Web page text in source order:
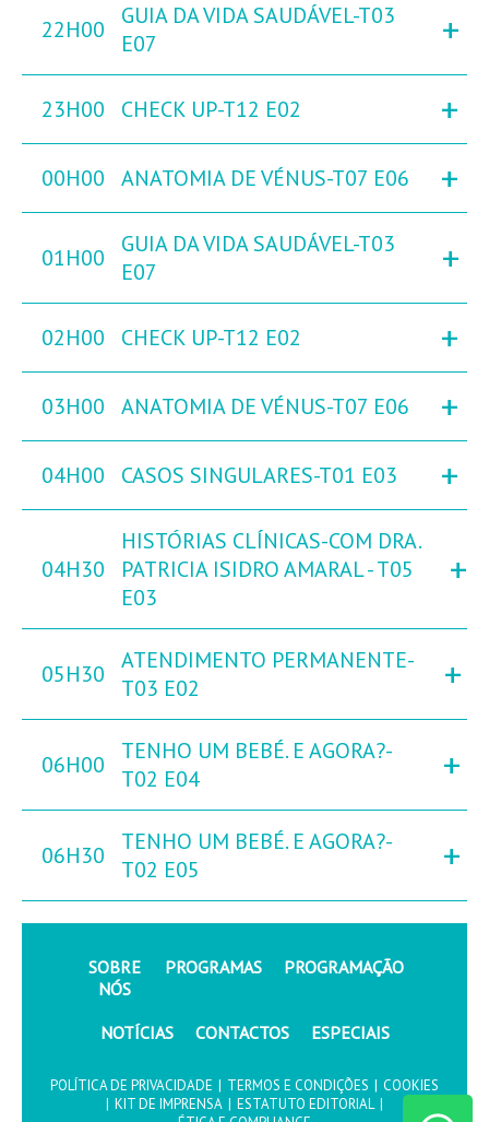
22H00
GUIA DA VIDA SAUDÁVEL-T03
E07
+
23H00 CHECK UP-T12 E02 +
00H00 ANATOMIA DE VÉNUS-T07 E06 +
01H00
GUIA DA VIDA SAUDÁVEL-T03
E07
+
02H00 CHECK UP-T12 E02 +
03H00 ANATOMIA DE VÉNUS-T07 E06 +
04H00 CASOS SINGULARES-T01 E03 +
04H30
HISTÓRIAS CLÍNICAS-COM DRA.
PATRICIA ISIDRO AMARAL - T05
E03
+
05H30
ATENDIMENTO PERMANENTE-
T03 E02
+
06H00
TENHO UM BEBÉ. E AGORA?-
T02 E04
+
06H30
TENHO UM BEBÉ. E AGORA?-
T02 E05
+
SOBRE
NÓS
PROGRAMAS PROGRAMAÇÃO
NOTÍCIAS CONTACTOS ESPECIAIS
POLÍTICA DE PRIVACIDADE | TERMOS E CONDIÇÕES | COOKIES
| KIT DE IMPRENSA | ESTATUTO EDITORIAL |